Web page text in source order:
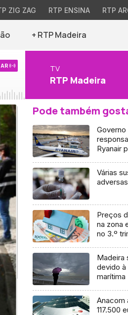
ZIG ZAG RTP ENSINA RTP
+ RTP Madeira
TV
RTP Madeira
Pode também
Governo
Ryanair
Várias
Preços
na zona
no 3.º
Madeira
devido à
marítima
Anacom
117.500